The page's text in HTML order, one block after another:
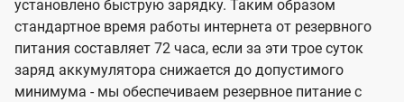
установлено быструю зарядку. Таким образом
стандартное время работы интернета от резервного
питания составляет 72 часа, если за эти трое суток
заряд аккумулятора снижается до допустимого
минимума - мы обеспечиваем резервное питание с